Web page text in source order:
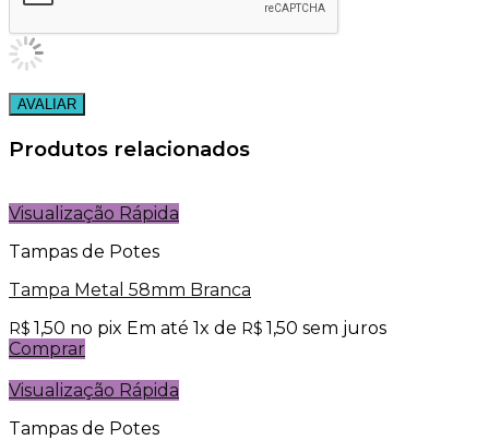
Produtos relacionados
Visualização Rápida
Tampas de Potes
Tampa Metal 58mm Branca
R$ 1,50 no pix Em até 1x de R$ 1,50 sem juros
Comprar
Visualização Rápida
Tampas de Potes